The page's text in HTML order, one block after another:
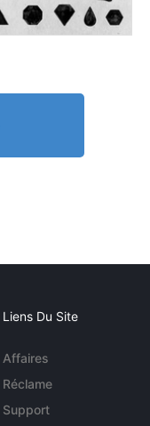
Liens Du Site
Affaires
Réclame
Support